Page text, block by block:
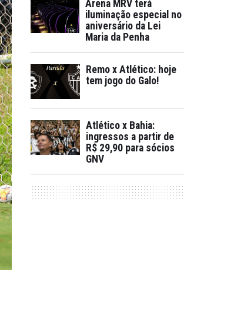
Arena MRV terá
iluminação especial no
aniversário da Lei
Maria da Penha
Remo x Atlético: hoje
tem jogo do Galo!
Atlético x Bahia:
ingressos a partir de
R$ 29,90 para sócios
GNV